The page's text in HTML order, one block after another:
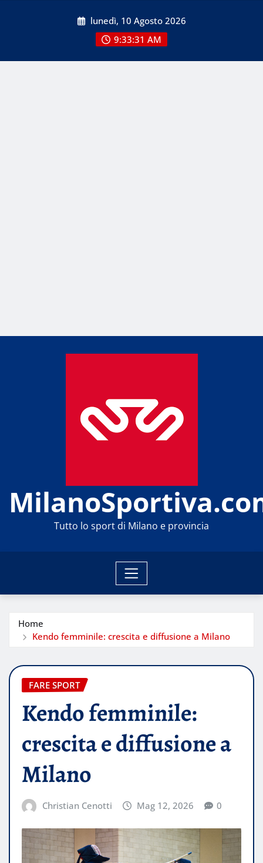
lunedì, 10 Agosto 2026
9:33:33 AM
Tutto lo sport di Milano e provincia
Home
Kendo femminile: crescita e diffusione a Milano
FARE SPORT
Kendo femminile:
crescita e diffusione a
Milano
Christian Cenotti Mag 12, 2026 0